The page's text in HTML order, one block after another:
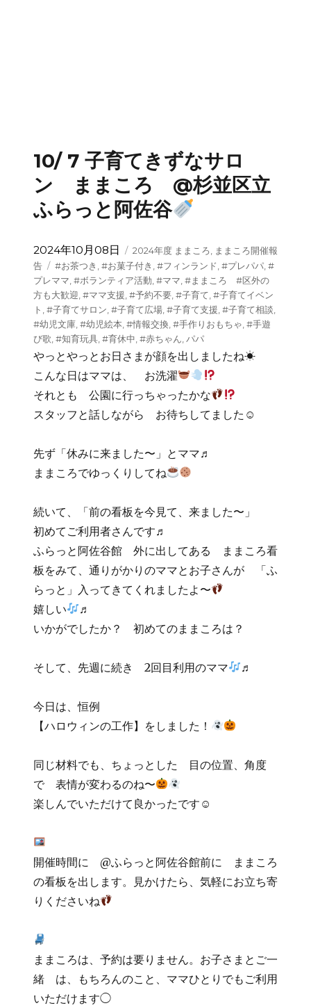
10/ 7 子育てきずなサロ
ン ままころ @杉並区立
ふらっと阿佐谷
投
稿
日:
2024年10月08日
カ
テ
ゴ
リ
ー
2024年度 ままころ
ままころ開催報
告
タ
グ
#お茶つき #お菓子付き #フィンランド #プレパパ, #
プレママ #ボランティア活動 #ママ #ままころ #区外の
方も大歓迎 #ママ支援 #予約不要, #子育て #子育てイベン
ト #子育てサロン #子育て広場, #子育て支援 #子育て相談
#幼児文庫, #幼児絵本 #情報交換 #手作りおもちゃ #手遊
び歌 #知育玩具, #育休中 #赤ちゃん パパ
やっとやっとお日さまが顔を出しましたね☀
こんな日はママは、 お洗濯
それとも 公園に行っちゃったかな
スタッフと話しながら お待ちしてました☺
先ず「休みに来ました〜」とママ♬
ままころでゆっくりしてね
続いて、「前の看板を今見て、来ました〜」
初めてご利用者さんです♬
ふらっと阿佐谷館 外に出してある ままころ看
板をみて、通りがかりのママとお子さんが 「ふ
らっと」入ってきてくれましたよ〜
嬉しい
♬
いかがでしたか？ 初めてのままころは？
そして、先週に続き 2回目利用のママ ♬
今日は、恒例
【ハロウィンの工作】をしました！
同じ材料でも、ちょっとした 目の位置、角度
で 表情が変わるのね〜
楽しんでいただけて良かったです☺
開催時間に @ふらっと阿佐谷館前に ままころ
の看板を出します。見かけたら、気軽にお立ち寄
りくださいね
ままころは、予約は要りません。お子さまとご一
緒 は、もちろんのこと、ママひとりでもご利用
いただけます◯